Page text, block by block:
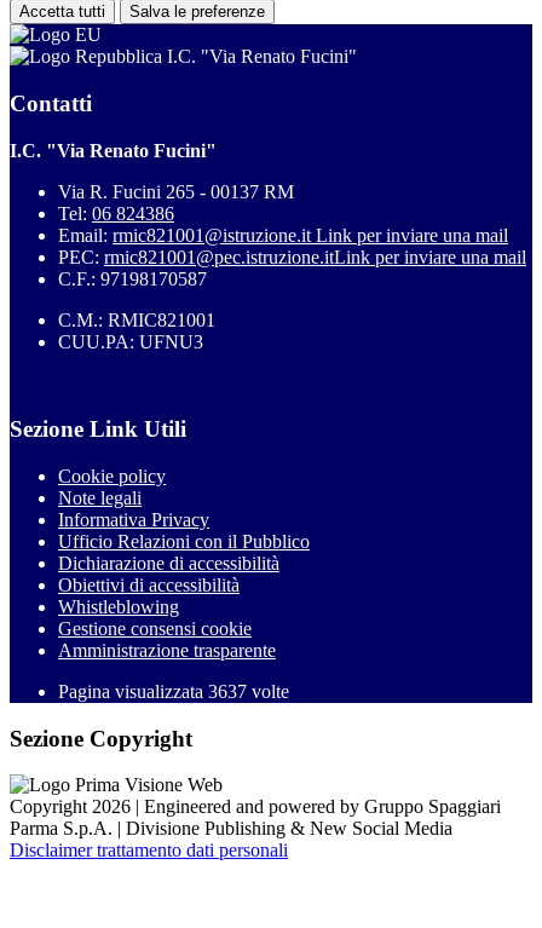
Accetta tutti Salva le preferenze
I.C. "Via Renato Fucini"
Contatti
I.C. "Via Renato Fucini"
Via R. Fucini 265 - 00137 RM
Tel: 06 824386
Email: rmic821001@istruzione.it Link per inviare una mail
PEC: rmic821001@pec.istruzione.itLink per inviare una mail
C.F.: 97198170587
C.M.: RMIC821001
CUU.PA: UFNU3
Sezione Link Utili
Cookie policy
Note legali
Informativa Privacy
Ufficio Relazioni con il Pubblico
Dichiarazione di accessibilità
Obiettivi di accessibilità
Whistleblowing
Gestione consensi cookie
Amministrazione trasparente
Pagina visualizzata 3637 volte
Sezione Copyright
Copyright 2026 | Engineered and powered by Gruppo Spaggiari
Parma S.p.A. | Divisione Publishing & New Social Media
Disclaimer trattamento dati personali